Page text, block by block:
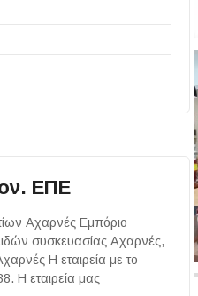
ΕΠΕ
Αχαρνές Εμπόριο
συσκευασίας Αχαρνές,
Η εταιρεία με το
Η εταιρεία μας